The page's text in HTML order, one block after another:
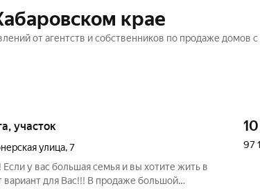
крае
от агентств и собственников по продаже домов
участок
улица,7
у вас большая семья и вы хотите жить в
вариант для Вас!!! В продаже большой
97